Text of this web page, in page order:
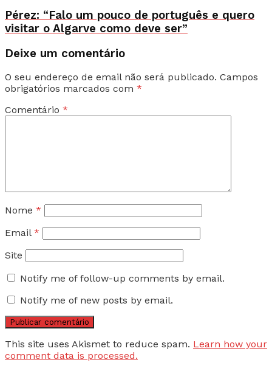
Pérez: “Falo um pouco de português e quero
visitar o Algarve como deve ser”
Deixe um comentário
O seu endereço de email não será publicado. Campos
obrigatórios marcados com *
Comentário *
Nome *
Email *
Site
Notify me of follow-up comments by email.
Notify me of new posts by email.
This site uses Akismet to reduce spam. Learn how your
comment data is processed.